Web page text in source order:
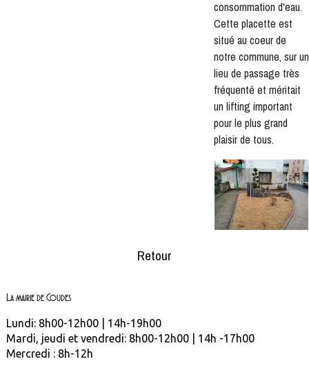
consommation d'eau.
Cette placette est
situé au coeur de
notre commune, sur un
lieu de passage très
fréquenté et méritait
un lifting important
pour le plus grand
plaisir de tous.
Retour
La mairie de Coudes
Lundi: 8h00-12h00 | 14h-19h00
Mardi, jeudi et vendredi: 8h00-12h00 | 14h -17h00
Mercredi : 8h-12h